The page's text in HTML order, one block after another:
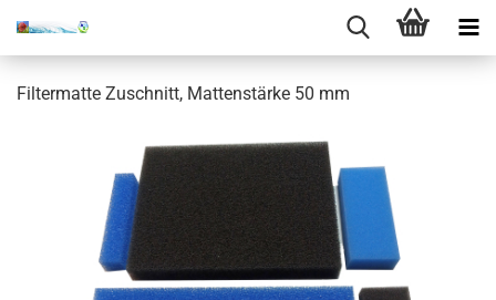
Filtermatte Zuschnitt, Mattenstärke 50 mm